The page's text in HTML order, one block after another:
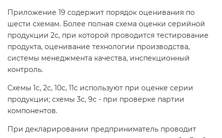
Приложение 19 содержит порядок оценивания по
шести схемам. Более полная схема оценки серийной
продукции 2с, при которой проводится тестирование
продукта, оценивание технологии производства,
системы менеджмента качества, инспекционный
контроль.
Схемы 1с, 2с, 10с, 11с используют при оценке серии
продукции; схемы 3с, 9с - при проверке партии
компонентов.
При декларировании предприниматель проводит